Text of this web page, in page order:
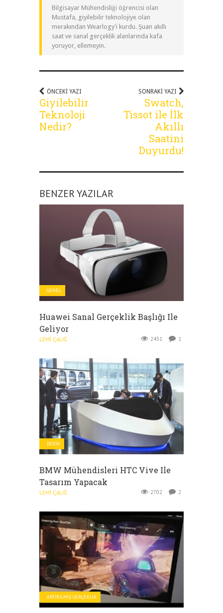
Bilgisayar Mühendisliği öğrencisi olan
Mustafa, giyilebilir teknolojiye olan
merakından Wearlogy'i kurdu. Şuan akıllı
saat ve sanal gerçeklik alanlarında kafa
yoruyor, ellemeyin.
ÖNCEKI YAZI
Giyilebilir
Teknoloji
Nedir?
SONRAKI YAZI
Swatch,
Tissot ile İlk
Akıllı
Saatini
Duyurdu!
BENZER YAZILAR
GENEL
Huawei Sanal Gerçeklik Başlığı Ile
Geliyor
LEMI ÇALIĞ 2451 1
DOSYA
BMW Mühendisleri HTC Vive Ile
Tasarım Yapacak
LEMI ÇALIĞ 2702 2
ARTIRILMIŞ GERÇEKLIK